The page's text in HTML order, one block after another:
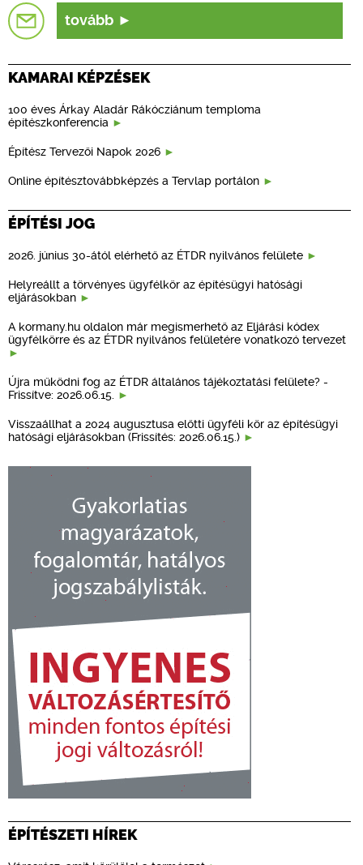
tovább
KAMARAI KÉPZÉSEK
100 éves Árkay Aladár Rákócziánum temploma
építészkonferencia
Építész Tervezői Napok 2026
Online építésztovábbképzés a Tervlap portálon
ÉPÍTÉSI JOG
2026. június 30-ától elérhető az ÉTDR nyilvános felülete
Helyreállt a törvényes ügyfélkör az építésügyi hatósági
eljárásokban
A kormany.hu oldalon már megismerhető az Eljárási kódex
ügyfélkörre és az ÉTDR nyilvános felületére vonatkozó tervezet
Újra működni fog az ÉTDR általános tájékoztatási felülete? -
Frissítve: 2026.06.15.
Visszaállhat a 2024 augusztusa előtti ügyféli kör az építésügyi
hatósági eljárásokban (Frissítés: 2026.06.15.)
ÉPÍTÉSZETI HÍREK